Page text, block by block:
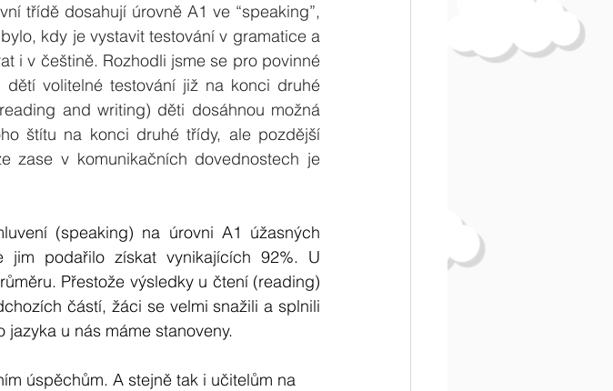
třídě dosahují úrovně A1 ve “speaking”,
kdy je vystavit testování v gramatice a
i v češtině. Rozhodli jsme se pro povinné
volitelné testování již na konci druhé
and writing) děti dosáhnou možná
štítu na konci druhé třídy, ale pozdější
zase v komunikačních dovednostech je
(speaking) na úrovni A1 úžasných
jim podařilo získat vynikajících 92%. U
Přestože výsledky u čtení (reading)
částí, žáci se velmi snažili a splnili
u nás máme stanoveny.
úspěchům. A stejně tak i učitelům na